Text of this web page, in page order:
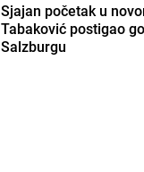
Sjajan početak u
Tabaković postigao
Salzburgu